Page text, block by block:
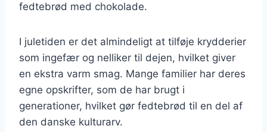
fedtebrød med chokolade.
I juletiden er det almindeligt at tilføje krydderier
som ingefær og nelliker til dejen, hvilket giver
en ekstra varm smag. Mange familier har deres
egne opskrifter, som de har brugt i
generationer, hvilket gør fedtebrød til en del af
den danske kulturarv.